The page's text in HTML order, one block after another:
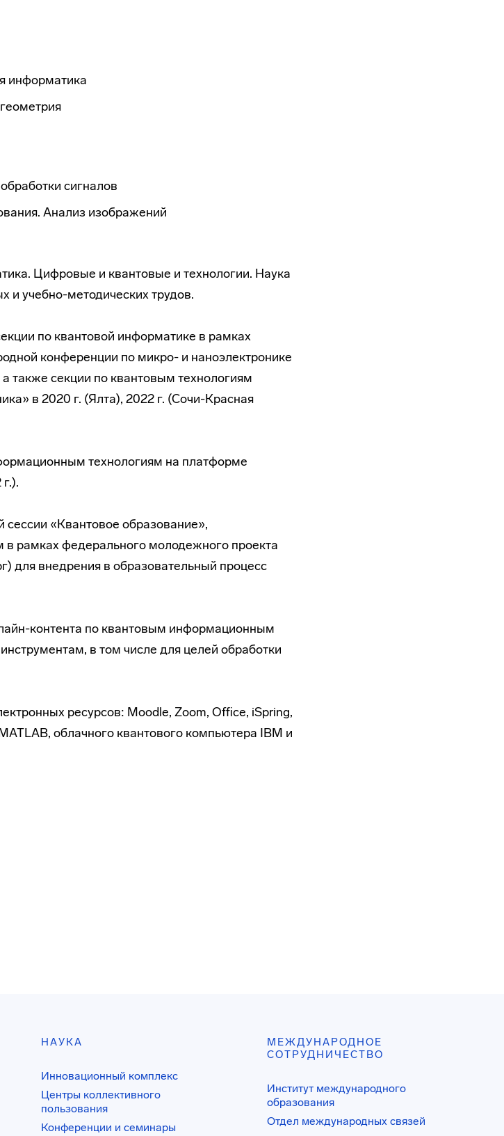
информатика
сигналов
Анализ изображений
Цифровые и квантовые и технологии. Наука
и учебно-методических трудов.
по квантовой информатике в рамках
конференции по микро- и наноэлектронике
также секции по квантовым технологиям
в 2020 г. (Ялта), 2022 г. (Сочи-Красная
технологиям на платформе
сессии «Квантовое образование»,
в рамках федерального молодежного проекта
для внедрения в образовательный процесс
контента по квантовым информационным
в том числе для целей обработки
ресурсов: Moodle, Zoom, Office, iSpring,
облачного квантового компьютера IBM и
НАУКА
Инновационный комплекс
Центры коллективного
пользования
Конференции и семинары
МЕЖДУНАРОДНОЕ
СОТРУДНИЧЕСТВО
Институт международного
образования
Отдел международных связей